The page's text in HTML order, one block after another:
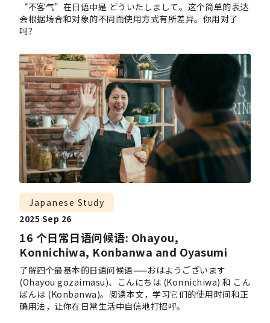
“不客气”在日语中是 どういたしまして。这个简单的表达
会根据场合和对象的不同而使用方式有所差异。你用对了
吗？
16 个日常日语问候语: Ohayou,
Konnichiwa, Konbanwa and Oyasumi
Japanese Study
2025 Sep 26
了解四个最基本的日语问候语——おはようございます
(Ohayou gozaimasu)、こんにちは (Konnichiwa) 和 こん
ばんは (Konbanwa)。阅读本文，学习它们的使用时间和正
确用法，让你在日常生活中自信地打招呼。